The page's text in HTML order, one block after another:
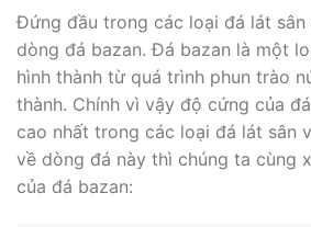
Đứng đầu trong các loại đá lát sân
dòng đá bazan. Đá bazan là một
hình thành từ quá trình phun trào
thành. Chính vì vậy độ cứng của
cao nhất trong các loại đá lát sân
về dòng đá này thì chúng ta cùng
của đá bazan: